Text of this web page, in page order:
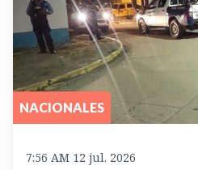
NACIONALES
7:56 AM 12 jul. 2026